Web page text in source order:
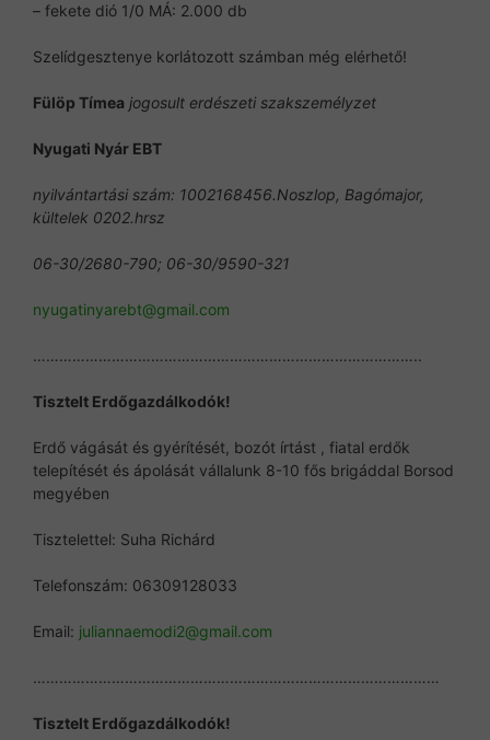
– fekete dió 1/0 MÁ: 2.000 db
Szelídgesztenye korlátozott számban még elérhető!
Fülöp Tímea jogosult erdészeti szakszemélyzet
Nyugati Nyár EBT
nyilvántartási szám: 1002168456.Noszlop, Bagómajor,
kültelek 0202.hrsz
06-30/2680-790; 06-30/9590-321
nyugatinyarebt@gmail.com
……………………………………………………………………………..
Tisztelt Erdőgazdálkodók!
Erdő vágását és gyérítését, bozót írtást , fiatal erdők
telepítését és ápolását vállalunk 8-10 fős brigáddal Borsod
megyében
Tisztelettel: Suha Richárd
Telefonszám: 06309128033
Email: juliannaemodi2@gmail.com
…………………………………………………………………………………
Tisztelt Erdőgazdálkodók!